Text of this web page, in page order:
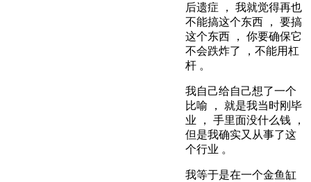
后遗症 ， 我就觉得再也
不能搞这个东西 ， 要搞
这个东西 ， 你要确保它
不会跌炸了 ，不能用杠
杆 。
我自己给自己想了一个
比喻 ， 就是我当时刚毕
业 ， 手里面没什么钱 ，
但是我确实又从事了这
个行业 。
我等于是在一个金鱼缸